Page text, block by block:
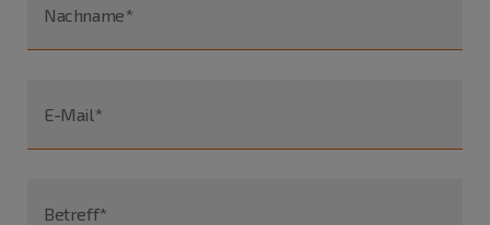
Nachname*
E-Mail*
Betreff*